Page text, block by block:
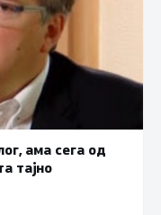
ама сега од
тајно